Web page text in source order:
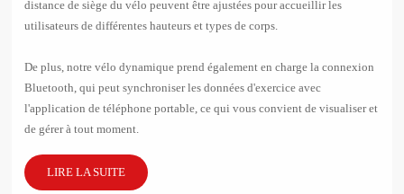
distance de siège du vélo peuvent être ajustées pour accueillir les
utilisateurs de différentes hauteurs et types de corps.
De plus, notre vélo dynamique prend également en charge la connexion
Bluetooth, qui peut synchroniser les données d'exercice avec
l'application de téléphone portable, ce qui vous convient de visualiser et
de gérer à tout moment.
LIRE LA SUITE